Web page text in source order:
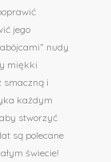
jego
nudy
miękki
smaczną i
każdym
stworzyć
są polecane
świecie!